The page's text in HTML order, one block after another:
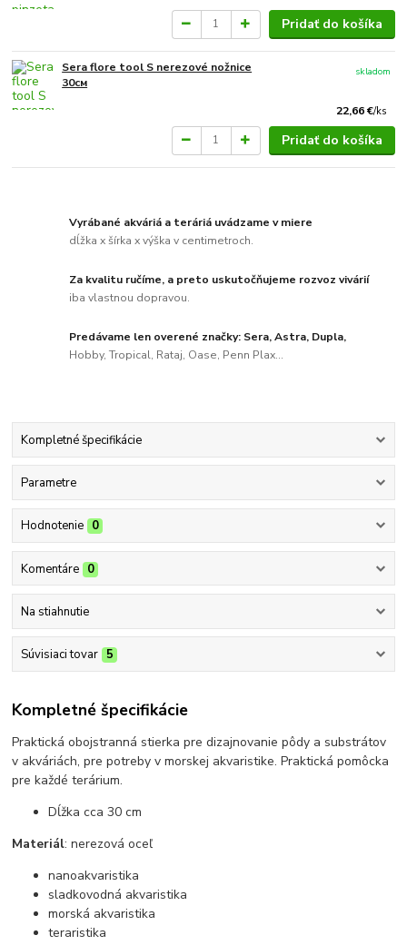
Pridať do košíka
Sera flore tool S nerezové nožnice
30см
22,66 €/ks
skladom
Pridať do košíka
Vyrábané akváriá a teráriá uvádzame v miere
dĺžka x šírka x výška v centimetroch.
Za kvalitu ručíme, a preto uskutočňujeme rozvoz vivárií
iba vlastnou dopravou.
Predávame len overené značky: Sera, Astra, Dupla,
Hobby, Tropical, Rataj, Oase, Penn Plax...
Kompletné špecifikácie
Parametre
Hodnotenie 0
Komentáre 0
Na stiahnutie
Súvisiaci tovar 5
Kompletné špecifikácie
Praktická obojstranná stierka pre dizajnovanie pôdy a substrátov
v akváriách, pre potreby v morskej akvaristike. Praktická pomôcka
pre každé terárium.
Dĺžka cca 30 cm
Materiál: nerezová oceľ
nanoakvaristika
sladkovodná akvaristika
morská akvaristika
teraristika